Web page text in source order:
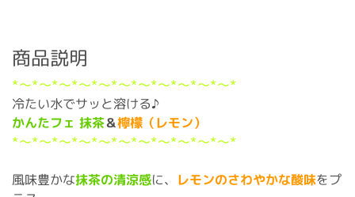
商品説明
*～*～*～*～*～*～*～*～*～*～*～*
冷たい水でサッと溶ける♪
かんたフェ抹茶＆檸檬（レモン）
*～*～*～*～*～*～*～*～*～*～*～*
風味豊かな抹茶の清涼感に、 レモンのさわやかな酸味をプ